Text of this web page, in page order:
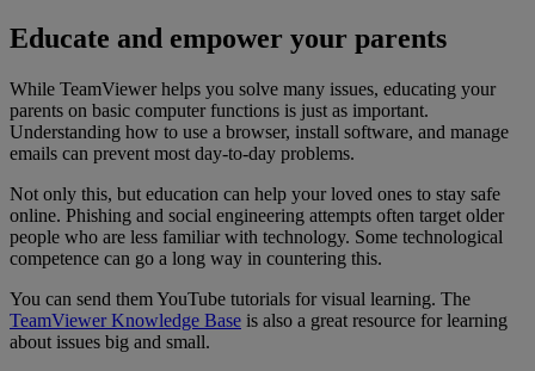
Educate and empower your parents
While TeamViewer helps you solve many issues, educating your
parents on basic computer functions is just as important.
Understanding how to use a browser, install software, and manage
emails can prevent most day-to-day problems.
Not only this, but education can help your loved ones to stay safe
online. Phishing and social engineering attempts often target older
people who are less familiar with technology. Some technological
competence can go a long way in countering this.
You can send them YouTube tutorials for visual learning. The
TeamViewer Knowledge Base is also a great resource for learning
about issues big and small.